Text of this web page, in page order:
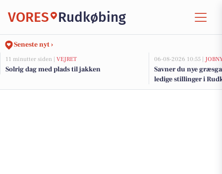
VORES Rudkøbing
Seneste nyt ›
11 minutter siden | VEJRET
Solrig dag med plads til jakken
06-08-2026 10:55 |
Savner du nye
ledige stillinger i